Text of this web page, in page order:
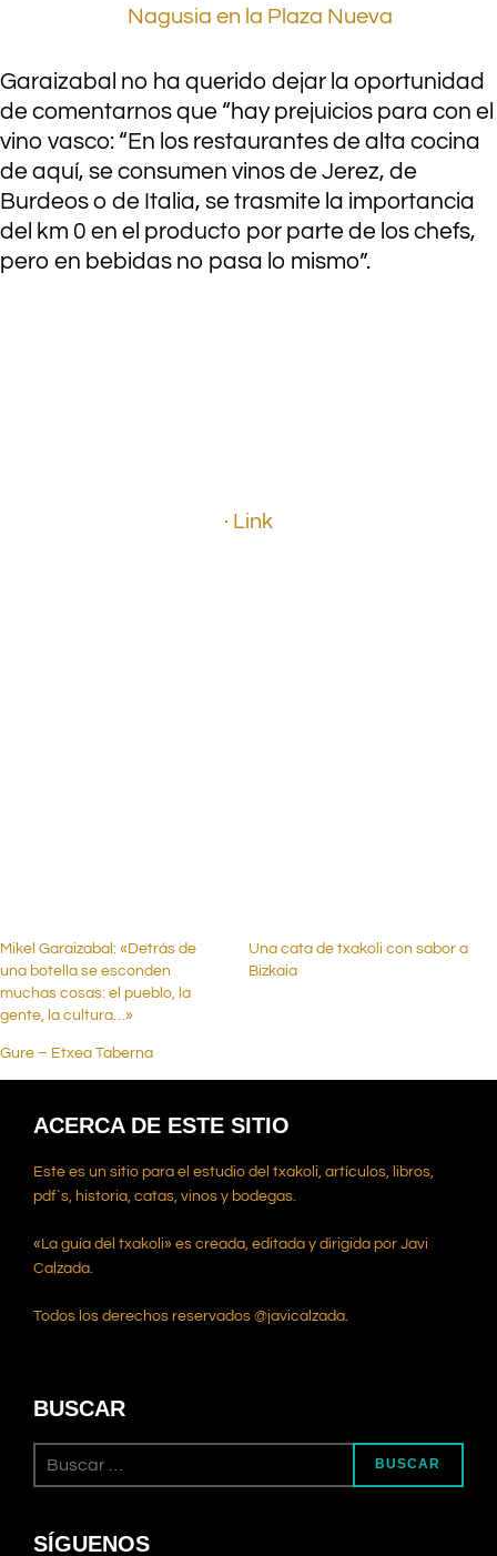
Nagusia en la Plaza Nueva
Garaizabal no ha querido dejar la oportunidad
de comentarnos que “hay prejuicios para con el
vino vasco: “En los restaurantes de alta cocina
de aquí, se consumen vinos de Jerez, de
Burdeos o de Italia, se trasmite la importancia
del km 0 en el producto por parte de los chefs,
pero en bebidas no pasa lo mismo”.
· Link
Mikel Garaizabal: «Detrás de
una botella se esconden
muchas cosas: el pueblo, la
gente, la cultura…»
Una cata de txakoli con sabor a
Bizkaia
Gure – Etxea Taberna
ACERCA DE ESTE SITIO
Este es un sitio para el estudio del txakoli, artículos, libros,
pdf`s, historia, catas, vinos y bodegas.
«La guía del txakoli» es creada, editada y dirigida por Javi
Calzada.
Todos los derechos reservados @javicalzada.
BUSCAR
BUSCAR
SÍGUENOS